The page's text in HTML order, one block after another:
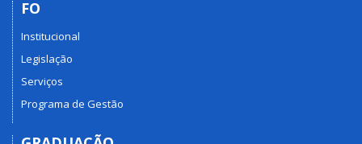
FO
Institucional
Legislação
Serviços
Programa de Gestão